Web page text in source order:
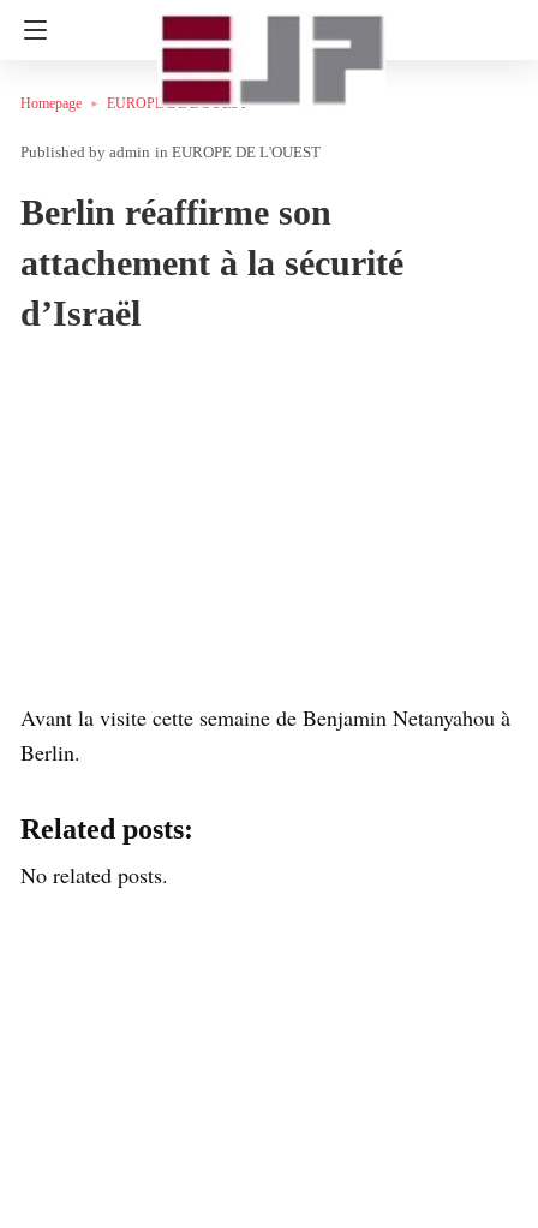
Homepage EUROPE DE L'OUEST
admin in EUROPE DE L'OUEST
Berlin réaffirme son
attachement à la sécurité
d’Israël
Avant la visite cette semaine de Benjamin Netanyahou à
Berlin.
Related posts:
No related posts.